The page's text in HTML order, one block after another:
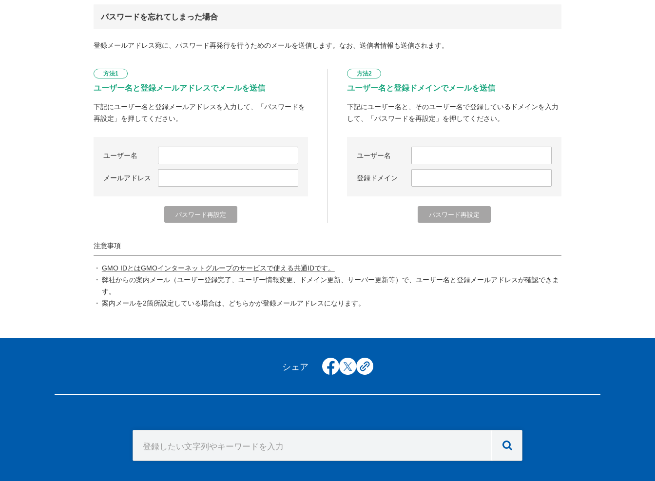
パスワードを忘れてしまった場合
登録メールアドレス宛に、パスワード再発行を行うためのメールを送信します。なお、送信者情報も送信されます。
方法1
ユーザー名と登録メールアドレスでメールを送信
下記にユーザー名と登録メールアドレスを入力して、「パスワードを
再設定」を押してください。
ユーザー名
メールアドレス
方法2
ユーザー名と登録ドメインでメールを送信
下記にユーザー名と、そのユーザー名で登録しているドメインを入力
して、「パスワードを再設定」を押してください。
ユーザー名
登録ドメイン
注意事項
GMO IDとはGMOインターネットグループのサービスで使える共通IDです。
弊社からの案内メール（ユーザー登録完了、ユーザー情報変更、ドメイン更新、サーバー更新等）で、ユーザー名と登録メールアドレスが確認できま
す。
案内メールを2箇所設定している場合は、どちらかが登録メールアドレスになります。
シェア facebook
x copy